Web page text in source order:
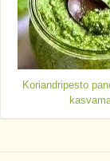
Koriandripesto